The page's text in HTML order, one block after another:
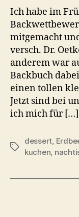
Ich habe im
mitgemacht
versch. Dr.
anderem war
Backbuch
einen tollen
Jetzt sind bei
ich mich für […]
Schlagwörter
dessert,
kuchen,